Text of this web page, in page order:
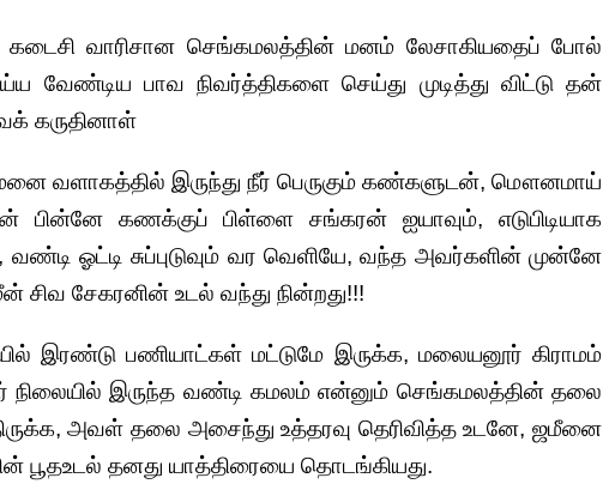
வாரிசான செங்கமலத்தின் மனம் லேசாகியதைப் போல்
வேண்டிய பாவ நிவர்த்திகளை செய்து முடித்து விட்டு தன்
கருதினாள்
வளாகத்தில் இருந்து நீர் பெருகும் கண்களுடன், மௌனமாய்
பின்னே கணக்குப் பிள்ளை சங்கரன் ஐயாவும், எடுபிடியாக
வண்டி ஓட்டி சுப்புடுவும் வர வெளியே, வந்த அவர்களின் முன்னே
சிவ சேகரனின் உடல் வந்து நின்றது!!!
இரண்டு பணியாட்கள் மட்டுமே இருக்க, மலையனூர் கிராமம்
நிலையில் இருந்த வண்டி கமலம் என்னும் செங்கமலத்தின் தலை
அவள் தலை அசைந்து உத்தரவு தெரிவித்த உடனே, ஜமீனை
பூதஉடல் தனது யாத்திரையை தொடங்கியது.